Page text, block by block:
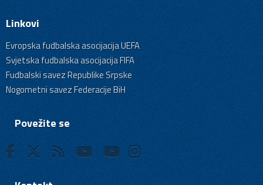
Linkovi
Evropska fudbalska asocijacija UEFA
Svjetska fudbalska asocijacija FIFA
Fudbalski savez Republike Srpske
Nogometni savez Federacije BiH
Povežite se